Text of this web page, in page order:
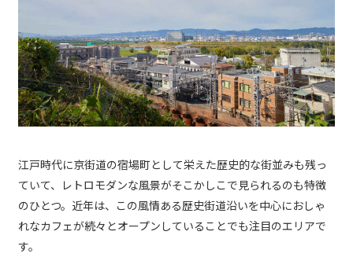
江戸時代に京街道の宿場町として栄えた歴史的な街並みも残っ
ていて、レトロモダンな風景がそこかしこで見られるのも特徴
のひとつ。近年は、この風情ある歴史街道沿いを中心におしゃ
れなカフェが続々とオープンしていることでも注目のエリアで
す。